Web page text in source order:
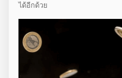
ได้อีกด้วย